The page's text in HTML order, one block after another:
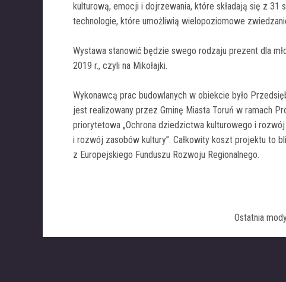
kulturową, emocji i dojrzewania, które składają się z
technologie, które umożliwią wielopoziomowe
Wystawa stanowić będzie swego rodzaju prezent dla
2019 r., czyli na Mikołajki.
Wykonawcą prac budowlanych w obiekcie było
jest realizowany przez Gminę Miasta Toruń w ramach
priorytetowa „Ochrona dziedzictwa kulturowego i
i rozwój zasobów kultury”. Całkowity koszt projektu to
z Europejskiego Funduszu Rozwoju Regionalnego.
Ostatnia